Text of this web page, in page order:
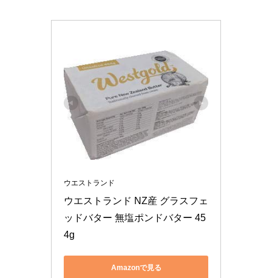
ウエストランド
ウエストランド NZ産 グラスフェ
ッドバター 無塩ポンドバター 45
4g
Amazonで見る